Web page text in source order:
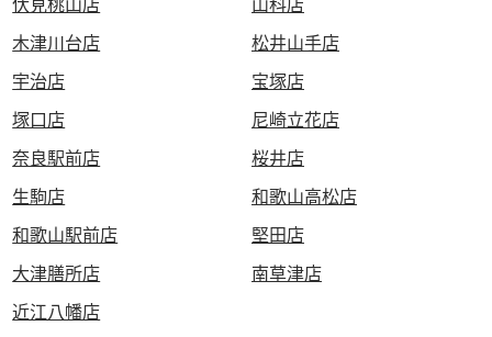
木津川台店
松井山手店
宇治店
宝塚店
塚口店
尼崎立花店
奈良駅前店
桜井店
生駒店
和歌山高松店
和歌山駅前店
堅田店
大津膳所店
南草津店
近江八幡店